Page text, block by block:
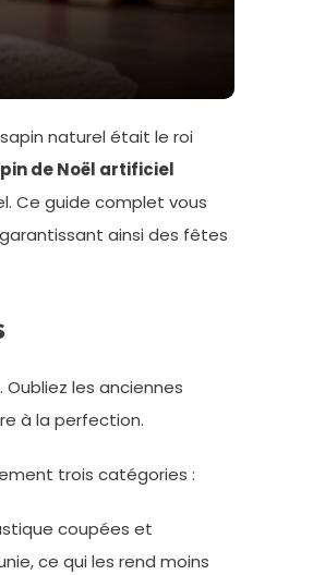
naturel était le roi
de Noël artificiel
Ce guide complet vous
ainsi des fêtes
les anciennes
à la perfection.
trois catégories :
coupées et
ce qui les rend moins